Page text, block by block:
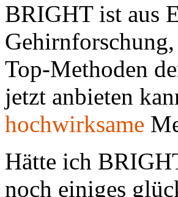
BRIGHT ist aus
Gehirnforschung,
Top-Methoden
jetzt anbieten
hochwirksame
Hätte ich
noch einiges